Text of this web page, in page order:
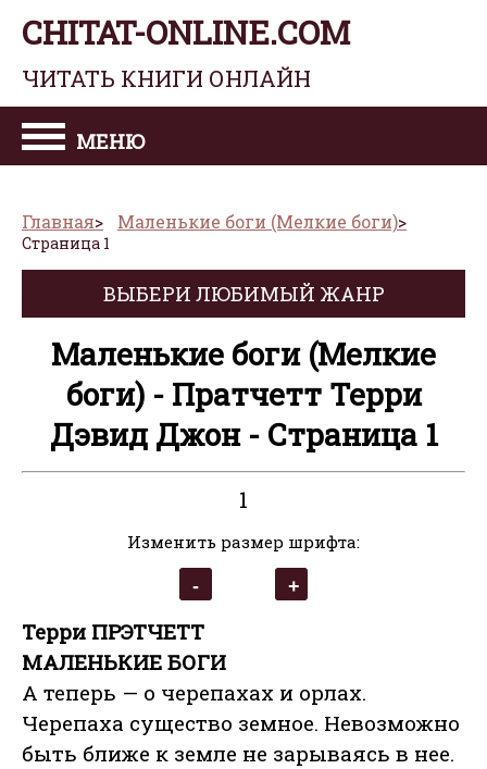
CHITAT-ONLINE.COM
ЧИТАТЬ КНИГИ ОНЛАЙН
МЕНЮ
Главная Маленькие боги (Мелкие боги)
Страница 1
ВЫБЕРИ ЛЮБИМЫЙ ЖАНР
Маленькие боги (Мелкие
боги) - Пратчетт Терри
Дэвид Джон - Страница 1
1
Изменить размер шрифта:
Терри ПРЭТЧЕТТ
МАЛЕНЬКИЕ БОГИ
А теперь — о черепахах и орлах.
Черепаха существо земное. Невозможно
быть ближе к земле не зарываясь в нее.